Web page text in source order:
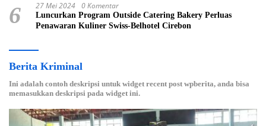
6 27 Mei 2024 0 Komentar
Luncurkan Program Outside Catering Bakery Perluas
Penawaran Kuliner Swiss-Belhotel Cirebon
Berita Kriminal
Ini adalah contoh deskripsi untuk widget recent post wpberita, anda bisa
memasukkan deskripsi pada widget ini.